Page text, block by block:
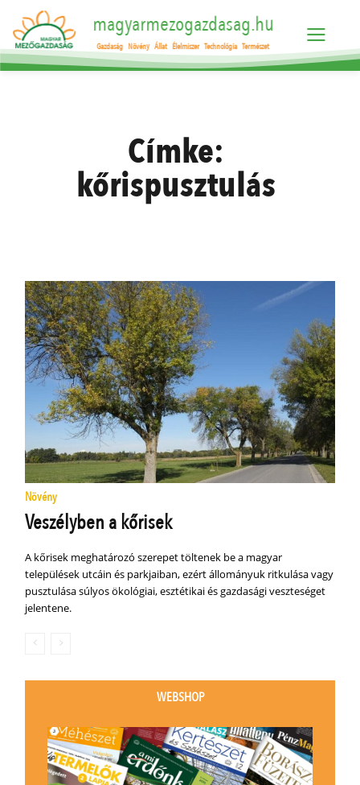
magyarmezogazdasag.hu
Gazdaság Növény Állat Élelmiszer Technológia Természet
Címke:
kőrispusztulás
Növény
Veszélyben a kőrisek
A kőrisek meghatározó szerepet töltenek be a magyar
települések utcáin és parkjaiban, ezért állományuk ritkulása vagy
pusztulása súlyos ökológiai, esztétikai és gazdasági veszteséget
jelentene.
WEBSHOP